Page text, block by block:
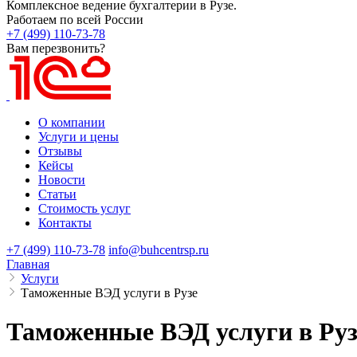
Комплексное ведение бухгалтерии в Рузе.
Работаем по всей России
+7 (499) 110-73-78
Вам перезвонить?
О компании
Услуги и цены
Отзывы
Кейсы
Новости
Статьи
Стоимость услуг
Контакты
+7 (499) 110-73-78 info@buhcentrsp.ru
Главная
Услуги
Таможенные ВЭД услуги в Рузе
Таможенные ВЭД услуги в